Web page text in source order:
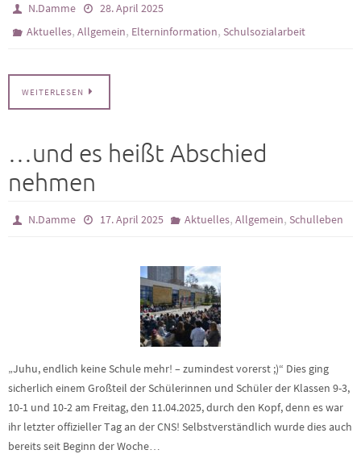
N.Damme
28. April 2025
Aktuelles,Allgemein, Elterninformation, Schulsozialarbeit
WEITERLESEN
…und es heißt Abschied
nehmen
N.Damme 17. April 2025 Aktuelles, Allgemein, Schulleben
„Juhu, endlich keine Schule mehr! – zumindest vorerst ;)“ Dies ging
sicherlich einem Großteil der Schülerinnen und Schüler der Klassen 9-3,
10-1 und 10-2 am Freitag, den 11.04.2025, durch den Kopf, denn es war
ihr letzter offizieller Tag an der CNS! Selbstverständlich wurde dies auch
bereits seit Beginn der Woche…